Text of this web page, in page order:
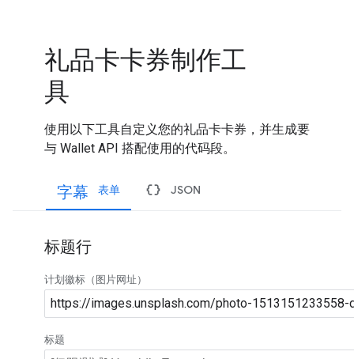
礼品卡卡券制作工
具
使用以下工具自定义您的礼品卡卡券，并生成要
与 Wallet API 搭配使用的代码段。
字幕 表单 data_object JSON
标题行
计划徽标（图片网址）
标题